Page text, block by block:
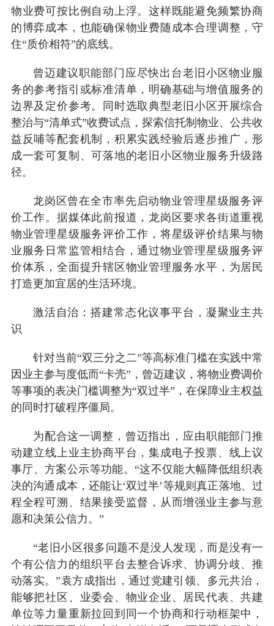
物业费可按比例自动上浮。这样既能避免频繁协商
的博弈成本，也能确保物业费随成本合理调整，守
住“质价相符”的底线。
曾迈建议职能部门应尽快出台老旧小区物业服
务的参考指引或标准清单，明确基础与增值服务的
边界及定价参考。同时选取典型老旧小区开展综合
整治与“清单式”收费试点，探索信托制物业、公共收
益反哺等配套机制，积累实践经验后逐步推广，形
成一套可复制、可落地的老旧小区物业服务升级路
径。
龙岗区曾在全市率先启动物业管理星级服务评
价工作。据媒体此前报道，龙岗区要求各街道重视
物业管理星级服务评价工作，将星级评价结果与物
业服务日常监管相结合，通过物业管理星级服务评
价体系，全面提升辖区物业管理服务水平，为居民
打造更加宜居的生活环境。
激活自治：搭建常态化议事平台，凝聚业主共
识
针对当前“双三分之二”等高标准门槛在实践中常
因业主参与度低而“卡壳”，曾迈建议，将物业费调价
等事项的表决门槛调整为“双过半”，在保障业主权益
的同时打破程序僵局。
为配合这一调整，曾迈指出，应由职能部门推
动建立线上业主协商平台，集成电子投票、线上议
事厅、方案公示等功能。“这不仅能大幅降低组织表
决的沟通成本，还能让‘双过半’等规则真正落地、过
程全程可溯、结果接受监督，从而增强业主参与意
愿和决策公信力。”
“老旧小区很多问题不是没人发现，而是没有一
个有公信力的组织平台去整合诉求、协调分歧、推
动落实。”袁方成指出，通过党建引领、多元共治，
能够把社区、业委会、物业企业、居民代表、共建
单位等力量重新拉回到同一个协商和行动框架中，